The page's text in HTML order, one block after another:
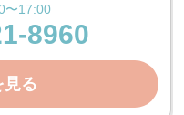
〜17:00
8960
見る